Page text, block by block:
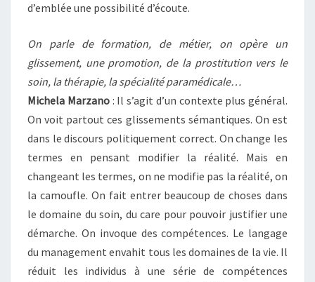
d’emblée une possibilité d’écoute.
On parle de formation, de métier, on opère un
glissement, une promotion, de la prostitution vers le
soin, la thérapie, la spécialité paramédicale…
Michela Marzano: Il s’agit d’un contexte plus général.
On voit partout ces glissements sémantiques. On est
dans le discours politiquement correct. On change les
termes en pensant modifier la réalité. Mais en
changeant les termes, on ne modifie pas la réalité, on
la camoufle. On fait entrer beaucoup de choses dans
le domaine du soin, du care pour pouvoir justifier une
démarche. On invoque des compétences. Le langage
du management envahit tous les domaines de la vie. Il
réduit les individus à une série de compétences